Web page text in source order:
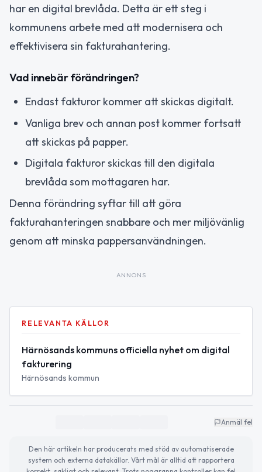
har en digital brevlåda. Detta är ett steg i
kommunens arbete med att modernisera och
effektivisera sin fakturahantering.
Vad innebär förändringen?
Endast fakturor kommer att skickas digitalt.
Vanliga brev och annan post kommer fortsatt
att skickas på papper.
Digitala fakturor skickas till den digitala
brevlåda som mottagaren har.
Denna förändring syftar till att göra
fakturahanteringen snabbare och mer miljövänlig
genom att minska pappersanvändningen.
ANNONS
RELEVANTA KÄLLOR
Härnösands kommuns officiella nyhet om digital
fakturering
Härnösands kommun
Anmäl fel
Den här artikeln har producerats med stöd av automatiserade
system och externa datakällor. Vårt mål är alltid att rapportera